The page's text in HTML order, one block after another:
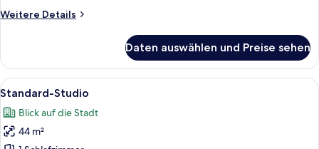
Weitere Details
Weitere
Apartment,
2 Schlafzimmer
Daten auswählen und Preise sehen
Alle
Fotos
für
Standard-
Ein Hotelzimmer mit zwei Betten,
3
Standard-Studio
Blick auf die Stadt
44 m²